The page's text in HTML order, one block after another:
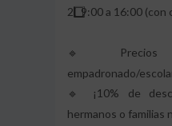
2️ 9:00 a 16:00 (con
🔹
Precios
empadronado/
🔹
¡10% de
hermanos o familias